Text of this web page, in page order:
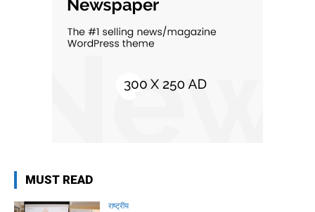
MUST READ
राष्ट्रीय